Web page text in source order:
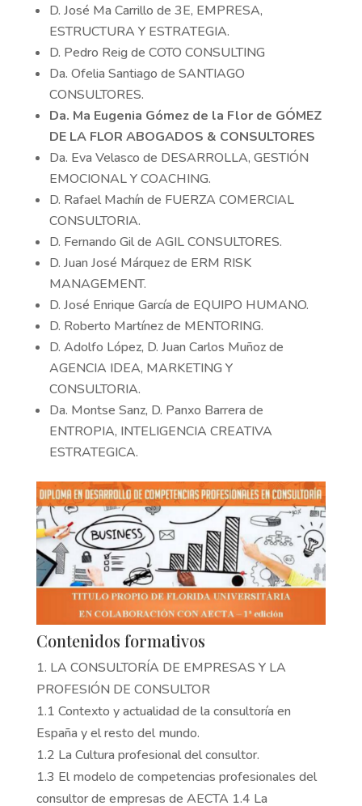
D. José Ma Carrillo de 3E, EMPRESA,
ESTRUCTURA Y ESTRATEGIA.
D. Pedro Reig de COTO CONSULTING
Da. Ofelia Santiago de SANTIAGO
CONSULTORES.
Da. Ma Eugenia Gómez de la Flor de GÓMEZ
DE LA FLOR ABOGADOS & CONSULTORES
Da. Eva Velasco de DESARROLLA, GESTIÓN
EMOCIONAL Y COACHING.
D. Rafael Machín de FUERZA COMERCIAL
CONSULTORIA.
D. Fernando Gil de AGIL CONSULTORES.
D. Juan José Márquez de ERM RISK
MANAGEMENT.
D. José Enrique García de EQUIPO HUMANO.
D. Roberto Martínez de MENTORING.
D. Adolfo López, D. Juan Carlos Muñoz de
AGENCIA IDEA, MARKETING Y
CONSULTORIA.
Da. Montse Sanz, D. Panxo Barrera de
ENTROPIA, INTELIGENCIA CREATIVA
ESTRATEGICA.
Contenidos formativos
1. LA CONSULTORÍA DE EMPRESAS Y LA
PROFESIÓN DE CONSULTOR
1.1 Contexto y actualidad de la consultoría en
España y el resto del mundo.
1.2 La Cultura profesional del consultor.
1.3 El modelo de competencias profesionales del
consultor de empresas de AECTA 1.4 La